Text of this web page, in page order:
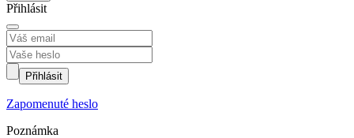
Přihlásit
Přihlásit
Zapomenuté heslo
Poznámka